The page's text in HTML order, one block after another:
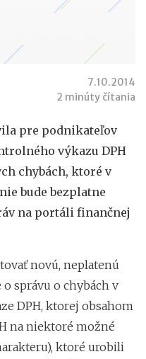
7.10.2014
2 minúty čítania
pre podnikateľov
výkazu DPH
chybách, ktoré v
bude bezplatne
na portáli finančnej
novú, neplatenú
správu o chybách v
DPH, ktorej obsahom
na niektoré možné
ktoré urobili